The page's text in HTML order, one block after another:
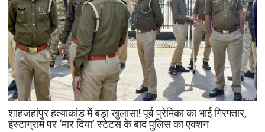
शाहजहांपुर हत्याकांड में बड़ा खुलासा! पूर्व प्रेमिका का भाई गिरफ्तार,
इंस्टाग्राम पर ‘मार दिया’ स्टेटस के बाद पुलिस का एक्शन